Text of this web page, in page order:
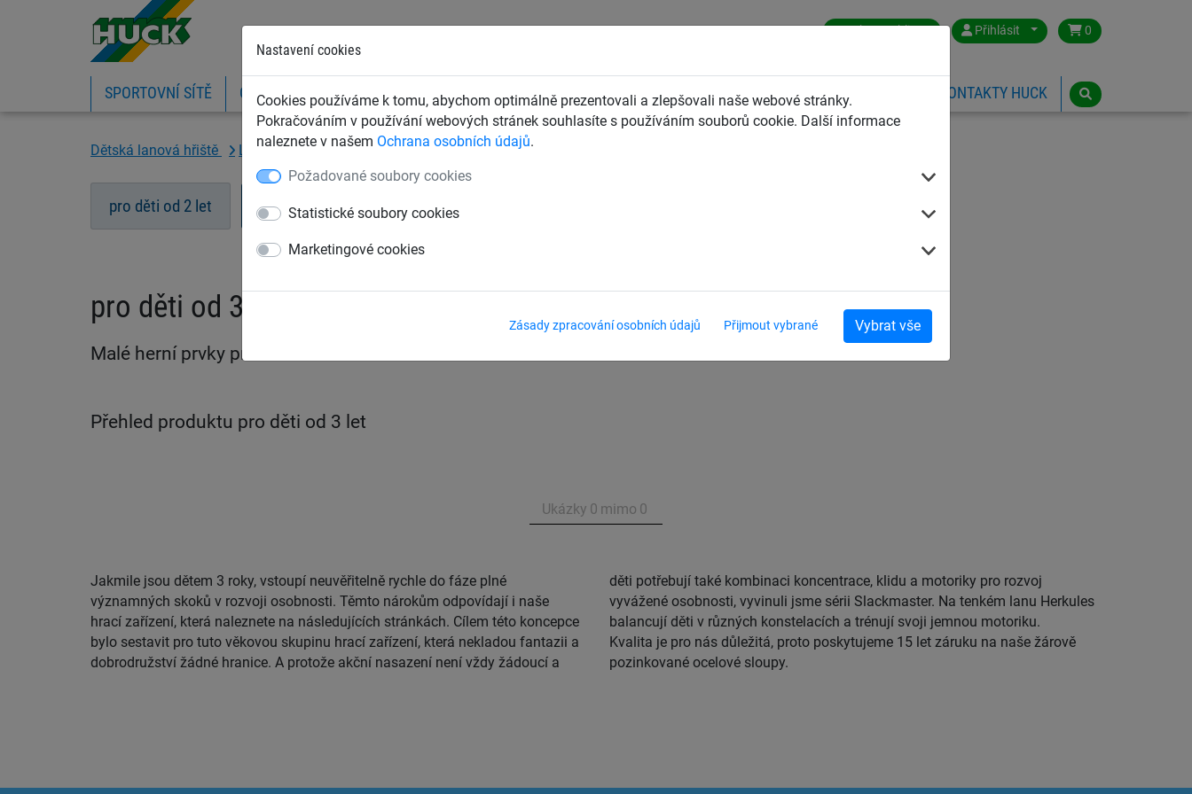
Nastavení cookies
Cookies používáme k tomu, abychom optimálně prezentovali a zlepšovali naše webové stránky.
Pokračováním v používání webových stránek souhlasíte s používáním souborů cookie. Další informace
naleznete v našem Ochrana osobních údajů.
Požadované soubory cookies
Statistické soubory cookies
Marketingové cookies
Zásady zpracování osobních údajů Přijmout vybrané Vybrat vše
Czech Republic Přihlásit 0
SPORTOVNÍ SÍTĚ OCHRANNÉ SÍTĚ A PLACHTY ZÁCHYTNÉ BEZPEČNOSTNÍ SÍTĚ DĚTSKÁ LANOVÁ HŘIŠTĚ KONTAKTY HUCK
Dětská lanová hřiště Lanové hrací prvky dle věku pro děti od 3 let
pro děti od 2 let pro děti od 3 let pro děti od 4 let
pro děti od 3 let
Malé herní prvky pro děti od 3 let.
Přehled produktu pro děti od 3 let
Ukázky 0 mimo 0
Jakmile jsou dětem 3 roky, vstoupí neuvěřitelně rychle do fáze plné
významných skoků v rozvoji osobnosti. Těmto nárokům odpovídají i naše
hrací zařízení, která naleznete na následujících stránkách. Cílem této koncepce
bylo sestavit pro tuto věkovou skupinu hrací zařízení, která nekladou fantazii a
dobrodružství žádné hranice. A protože akční nasazení není vždy žádoucí a
děti potřebují také kombinaci koncentrace, klidu a motoriky pro rozvoj
vyvážené osobnosti, vyvinuli jsme sérii Slackmaster. Na tenkém lanu Herkules
balancují děti v různých konstelacích a trénují svoji jemnou motoriku.
Kvalita je pro nás důležitá, proto poskytujeme 15 let záruku na naše žárově
pozinkované ocelové sloupy.